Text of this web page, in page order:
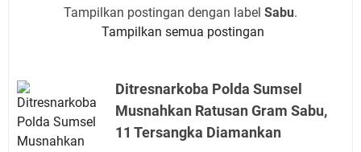
Tampilkan postingan dengan label Sabu.
Tampilkan semua postingan
Ditresnarkoba Polda Sumsel
Musnahkan Ratusan Gram Sabu,
11 Tersangka Diamankan